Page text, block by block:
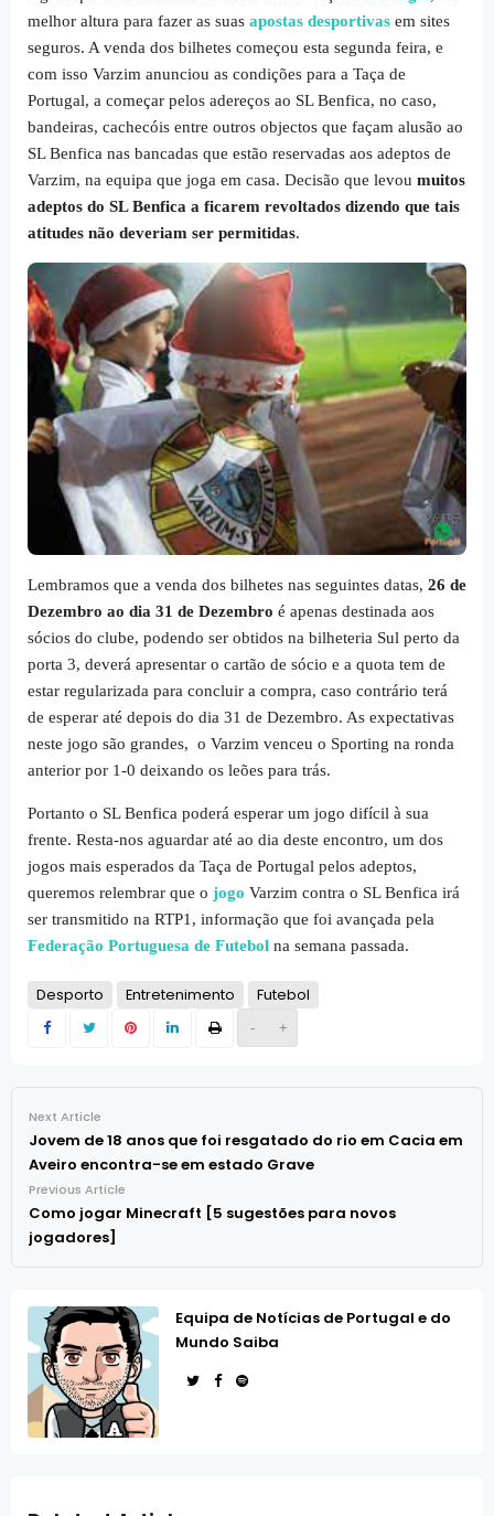
- +
melhor altura para fazer as suas apostas desportivas em sites
seguros. A venda dos bilhetes começou esta segunda feira, e
com isso Varzim anunciou as condições para a Taça de
Portugal, a começar pelos adereços ao SL Benfica, no caso,
bandeiras, cachecóis entre outros objectos que façam alusão ao
SL Benfica nas bancadas que estão reservadas aos adeptos de
Varzim, na equipa que joga em casa. Decisão que levou muitos
adeptos do SL Benfica a ficarem revoltados dizendo que tais
atitudes não deveriam ser permitidas.
Lembramos que a venda dos bilhetes nas seguintes datas, 26 de
Dezembro ao dia 31 de Dezembro é apenas destinada aos
sócios do clube, podendo ser obtidos na bilheteria Sul perto da
porta 3, deverá apresentar o cartão de sócio e a quota tem de
estar regularizada para concluir a compra, caso contrário terá
de esperar até depois do dia 31 de Dezembro. As expectativas
neste jogo são grandes, o Varzim venceu o Sporting na ronda
anterior por 1-0 deixando os leões para trás.
Portanto o SL Benfica poderá esperar um jogo difícil à sua
frente. Resta-nos aguardar até ao dia deste encontro, um dos
jogos mais esperados da Taça de Portugal pelos adeptos,
queremos relembrar que o jogo Varzim contra o SL Benfica irá
ser transmitido na RTP1, informação que foi avançada pela
Federação Portuguesa de Futebol na semana passada.
Desporto Entretenimento Futebol
Next Article
Jovem de 18 anos que foi resgatado do rio em Cacia em
Aveiro encontra-se em estado Grave
Previous Article
Como jogar Minecraft [5 sugestões para novos
jogadores]
Equipa de Notícias de Portugal e do
Mundo Saiba